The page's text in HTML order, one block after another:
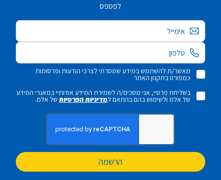
לפספס
אימייל
מאשר/ת להשתמש במידע שמסרתי לצרכי הודעות ופרסומות
כמפורט בתקנון האתר
בשליחת פרטיי, אני מסכים/ה לשמירת המידע אודותיי במאגרי המידע
של אלמ ולשימוש בהם בהתאם למדיניות הפרטיותשל אלמ.
הרשמה